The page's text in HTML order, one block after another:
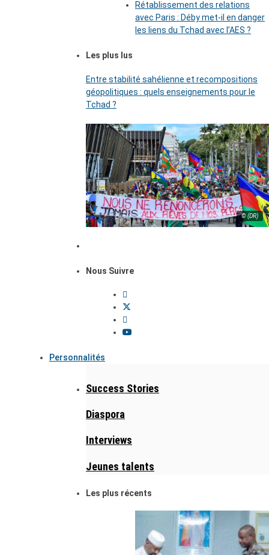
Rétablissement des relations
avec Paris : Déby met-il en danger
les liens du Tchad avec l’AES ?
Les plus lus
Entre stabilité sahélienne et recompositions
géopolitiques : quels enseignements pour le
Tchad ?
© (DR)
Nous Suivre
Personnalités
Success Stories
Diaspora
Interviews
Jeunes talents
Les plus récents